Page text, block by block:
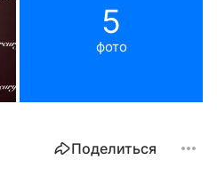
5
фото
Поделиться